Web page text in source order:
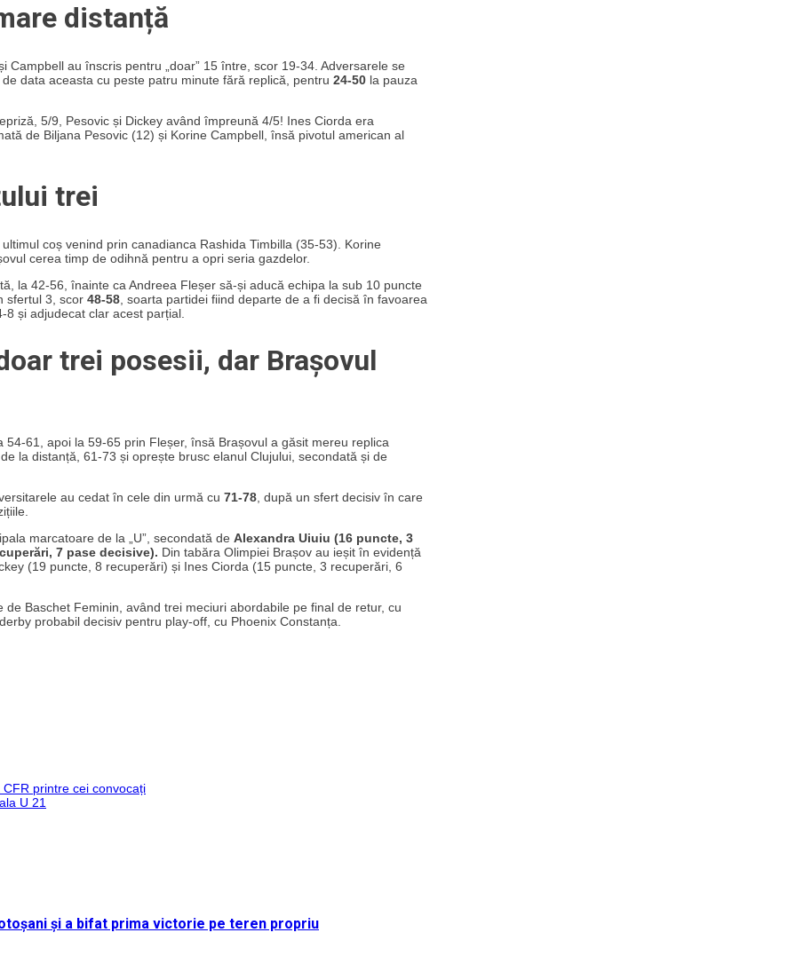
distanță
au înscris pentru „doar” 15 între, scor 19-34. Adversarele se
data aceasta cu peste patru minute fără replică, pentru 24-50 la pauza
5/9, Pesovic și Dickey având împreună 4/5! Ines Ciorda era
de Biljana Pesovic (12) și Korine Campbell, însă pivotul american al
trei
coș venind prin canadianca Rashida Timbilla (35-53). Korine
cerea timp de odihnă pentru a opri seria gazdelor.
la 42-56, înainte ca Andreea Fleșer să-și aducă echipa la sub 10 puncte
sfertul 3, scor 48-58 , soarta partidei fiind departe de a fi decisă în favoarea
și adjudecat clar acest parțial.
trei posesii, dar Brașovul
61, apoi la 59-65 prin Fleșer, însă Brașovul a găsit mereu replica
la distanță, 61-73 și oprește brusc elanul Clujului, secondată și de
au cedat în cele din urmă cu 71-78 , după un sfert decisiv în care
marcatoare de la „U”, secondată de Alexandra Uiuiu (16 puncte, 3
7 pase decisive). Din tabăra Olimpiei Brașov au ieșit în evidență
(19 puncte, 8 recuperări) și Ines Ciorda (15 puncte, 3 recuperări, 6
Baschet Feminin, având trei meciuri abordabile pe final de retur, cu
probabil decisiv pentru play-off, cu Phoenix Constanța.
printre cei convocați
U 21
și a bifat prima victorie pe teren propriu